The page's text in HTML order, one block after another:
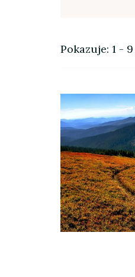
Pokazuje: 1 -